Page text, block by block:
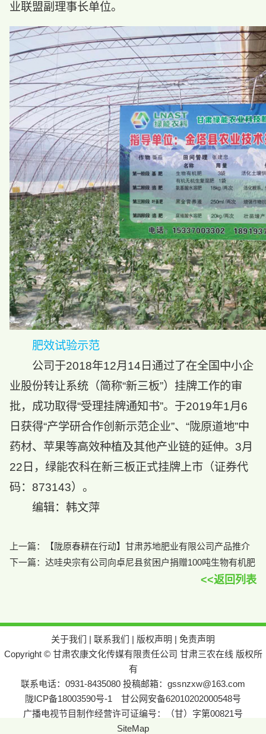
业联盟副理事长单位。
肥效试验示范
公司于2018年12月14日通过了在全国中小企
业股份转让系统（简称“新三板”）挂牌工作的审
批，成功取得“受理挂牌通知书”。于2019年1月6
日获得“产学研合作创新示范企业”、“陇原道地”中
药材、苹果等高效种植及其他产业链的延伸。3月
22日，绿能农科在新三板正式挂牌上市（证券代
码：873143）。
编辑：韩文萍
上一篇：
【陇原春耕在行动】甘肃苏地肥业有限公司产品推介
下一篇： 达哇央宗有公司向卓尼县贫困户捐赠100吨生物有机肥
<<返回列表
关于我们 | 联系我们 | 版权声明 | 免责声明
Copyright © 甘肃农康文化传媒有限责任公司 甘肃三农在线 版权所
有
联系电话：0931-8435080 投稿邮箱：gssnzxw@163.com
陇ICP备18003590号-1
甘公网安备62010202000548号
广播电视节目制作经营许可证编号：（甘）字第00821号
SiteMap